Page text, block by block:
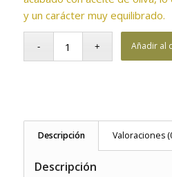
y un carácter muy equilibrado.
Añadir al
Descripción Valoraciones
Descripción